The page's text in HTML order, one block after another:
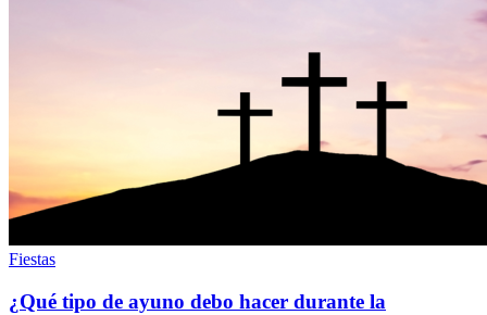
Fiestas
¿Qué tipo de ayuno debo hacer durante la